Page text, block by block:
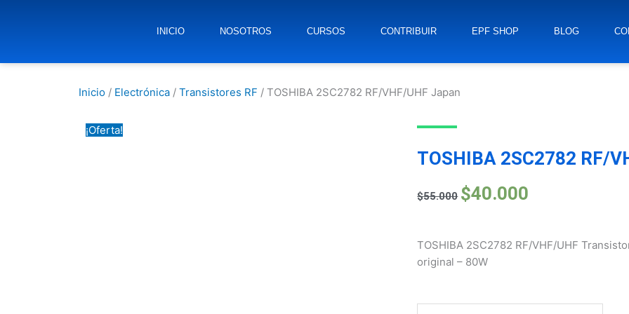
INICIO NOSOTROS CURSOS CONTRIBUIR EPF SHOP BLOG
Inicio / Electrónica / Transistores RF / TOSHIBA 2SC2782 RF/VHF/UHF Japan
¡Oferta!
TOSHIBA 2SC2782 RF/
$55.000 El
era:
$55.000.
$40.000
es:
TOSHIBA 2SC2782 RF/VHF/UHF
original – 80W